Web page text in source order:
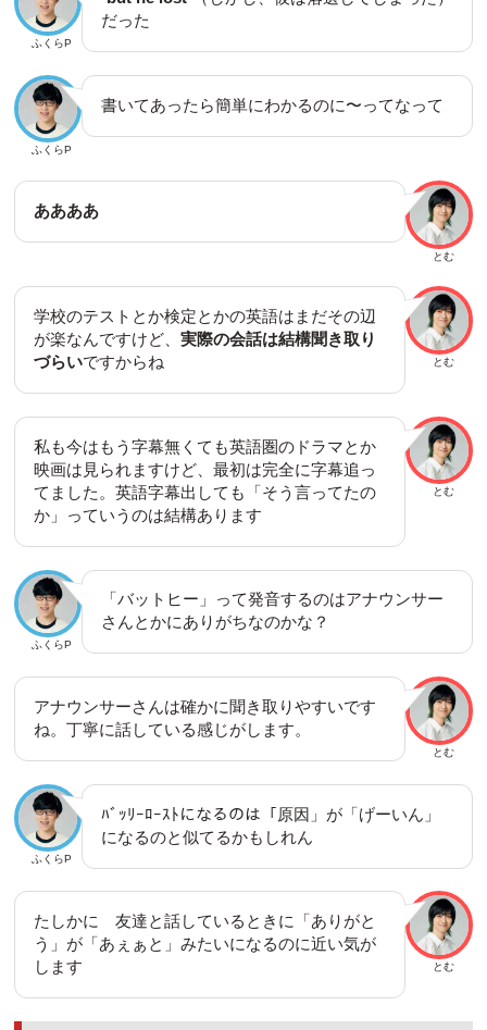
ふくらP
だった
ふくらP
書いてあったら簡単にわかるのに〜ってなって
とむ
ああああ
とむ
学校のテストとか検定とかの英語はまだその辺
が楽なんですけど、 実際の会話は結構聞き取り
づらいですからね
とむ
私も今はもう字幕無くても英語圏のドラマとか
映画は見られますけど、最初は完全に字幕追っ
てました。英語字幕出しても「そう言ってたの
か」っていうのは結構あります
ふくらP
「バットヒー」って発音するのはアナウンサー
さんとかにありがちなのかな？
とむ
アナウンサーさんは確かに聞き取りやすいです
ね。丁寧に話している感じがします。
ふくらP
ﾊﾞｯﾘｰﾛｰｽﾄになるのは「原因」が「げーいん」
になるのと似てるかもしれん
とむ
たしかに 友達と話しているときに「ありがと
う」が「あぇぁと」みたいになるのに近い気が
します